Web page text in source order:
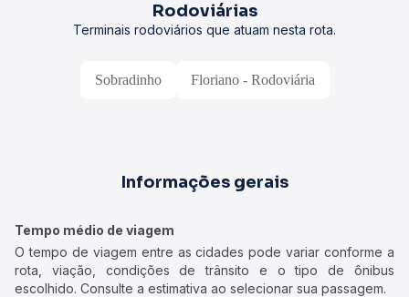
Rodoviárias
Terminais rodoviários que atuam nesta rota.
Sobradinho Floriano - Rodoviária
Informações gerais
Tempo médio de viagem
O tempo de viagem entre as cidades pode variar conforme a
rota, viação, condições de trânsito e o tipo de ônibus
escolhido. Consulte a estimativa ao selecionar sua passagem.